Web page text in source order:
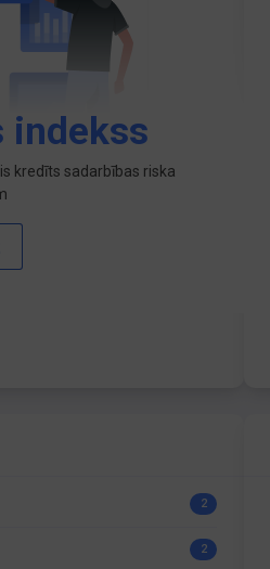
indekss
kredīts sadarbības riska
2
2